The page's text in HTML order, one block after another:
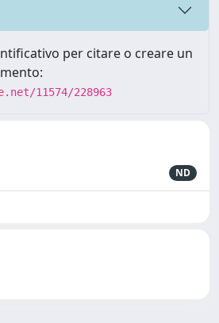
per citare o creare un
11574/228963
ND